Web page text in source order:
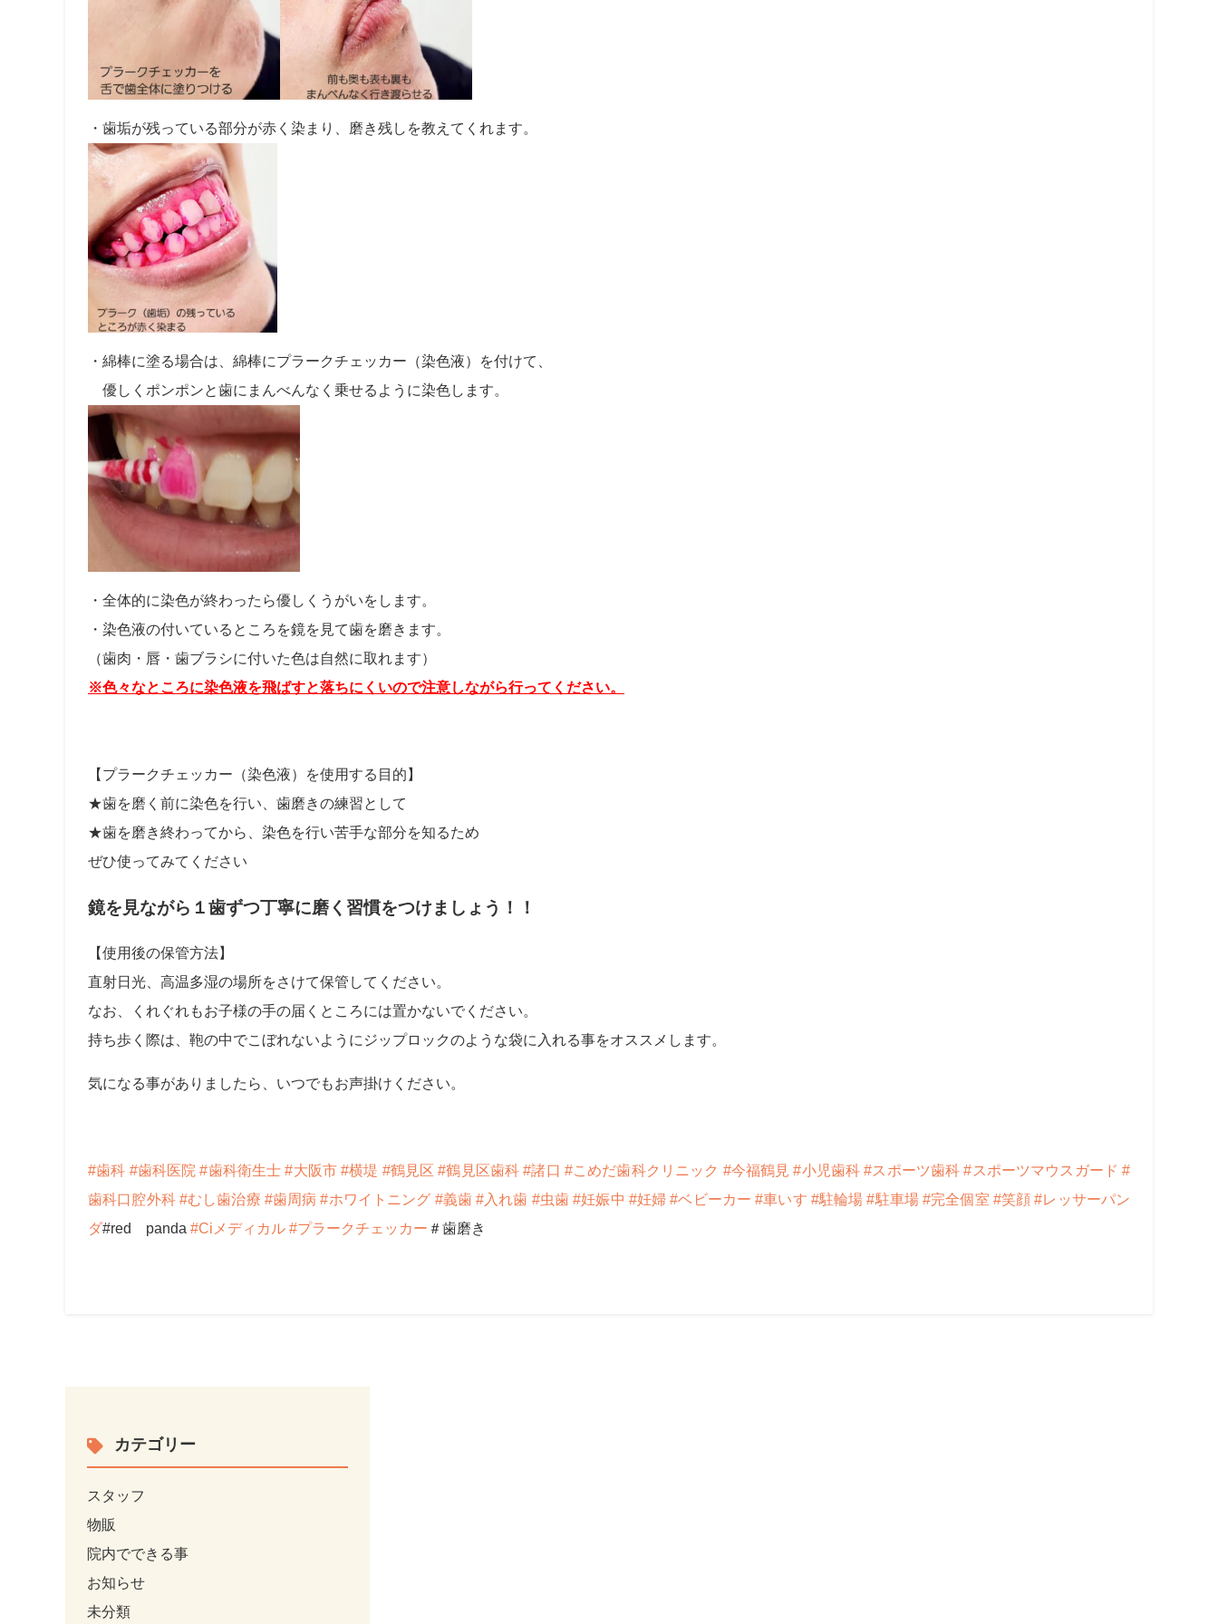
・歯垢が残っている部分が赤く染まり、磨き残しを教えてくれます。
・綿棒に塗る場合は、綿棒にプラークチェッカー（染色液）を付けて、
優しくポンポンと歯にまんべんなく乗せるように染色します。
・全体的に染色が終わったら優しくうがいをします。
・染色液の付いているところを鏡を見て歯を磨きます。
（歯肉・唇・歯ブラシに付いた色は自然に取れます）
※色々なところに染色液を飛ばすと落ちにくいので注意しながら行ってください。
【プラークチェッカー（染色液）を使用する目的】
★歯を磨く前に染色を行い、歯磨きの練習として
★歯を磨き終わってから、染色を行い苦手な部分を知るため
ぜひ使ってみてください
鏡を見ながら１歯ずつ丁寧に磨く習慣をつけましょう！！
【使用後の保管方法】
直射日光、高温多湿の場所をさけて保管してください。
なお、くれぐれもお子様の手の届くところには置かないでください。
持ち歩く際は、鞄の中でこぼれないようにジップロックのような袋に入れる事をオススメします。
気になる事がありましたら、いつでもお声掛けください。
#歯科 #歯科医院 #歯科衛生士 #大阪市 #横堤 #鶴見区 #鶴見区歯科 #諸口 #こめだ歯科クリニック #今福鶴見 #小児歯科 #スポーツ歯科 #スポーツマウスガード #
歯科口腔外科 #むし歯治療 #歯周病 #ホワイトニング #義歯 #入れ歯 #虫歯 #妊娠中 #妊婦 #ベビーカー #車いす #駐輪場 #駐車場 #完全個室 #笑顔 #レッサーパン
ダ#red panda #Ciメディカル #プラークチェッカー ＃歯磨き
カテゴリー
スタッフ
物販
院内でできる事
お知らせ
未分類